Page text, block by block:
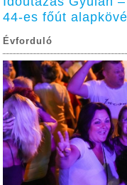
44-es főút
Évforduló